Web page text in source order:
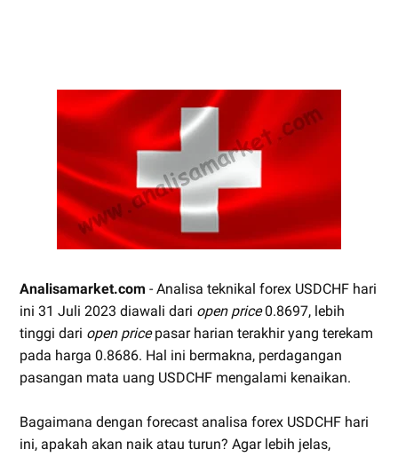
Analisamarket.com - Analisa teknikal forex USDCHF hari
ini 31 Juli 2023 diawali dari open price0.8697, lebih
tinggi dari open pricepasar harian terakhir yang terekam
pada harga 0.8686. Hal ini bermakna, perdagangan
pasangan mata uang USDCHF mengalami kenaikan.
Bagaimana dengan forecast analisa forex USDCHF hari
ini, apakah akan naik atau turun? Agar lebih jelas,